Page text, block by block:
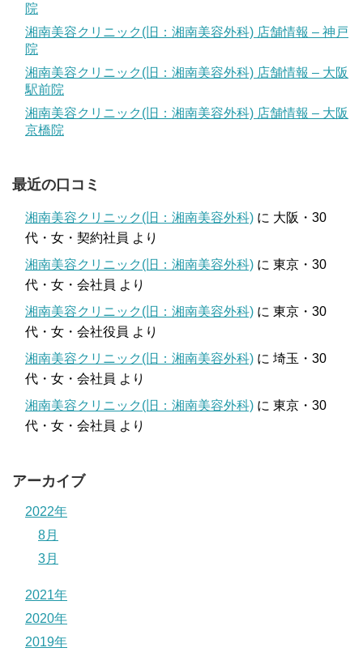
院
湘南美容クリニック(旧：湘南美容外科) 店舗情報 – 神戸
院
湘南美容クリニック(旧：湘南美容外科) 店舗情報 – 大阪
駅前院
湘南美容クリニック(旧：湘南美容外科) 店舗情報 – 大阪
京橋院
最近の口コミ
湘南美容クリニック(旧：湘南美容外科) に 大阪・30
代・女・契約社員 より
湘南美容クリニック(旧：湘南美容外科) に 東京・30
代・女・会社員 より
湘南美容クリニック(旧：湘南美容外科) に 東京・30
代・女・会社役員 より
湘南美容クリニック(旧：湘南美容外科) に 埼玉・30
代・女・会社員 より
湘南美容クリニック(旧：湘南美容外科) に 東京・30
代・女・会社員 より
アーカイブ
2022年
8月
3月
2021年
2020年
2019年